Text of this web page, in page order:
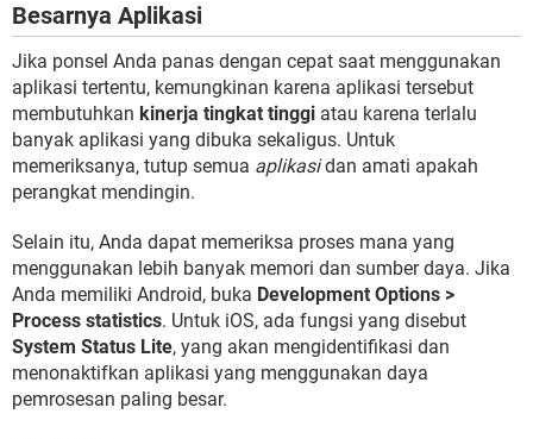
Besarnya Aplikasi
Jika ponsel Anda panas dengan cepat saat menggunakan
aplikasi tertentu, kemungkinan karena aplikasi tersebut
membutuhkan kinerja tingkat tinggi atau karena terlalu
banyak aplikasi yang dibuka sekaligus. Untuk
memeriksanya, tutup semua aplikasidan amati apakah
perangkat mendingin.
Selain itu, Anda dapat memeriksa proses mana yang
menggunakan lebih banyak memori dan sumber daya. Jika
Anda memiliki Android, buka Development Options >
Process statistics. Untuk iOS, ada fungsi yang disebut
System Status Lite, yang akan mengidentifikasi dan
menonaktifkan aplikasi yang menggunakan daya
pemrosesan paling besar.